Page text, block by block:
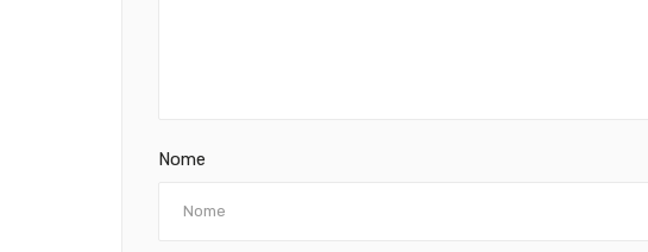
Nome